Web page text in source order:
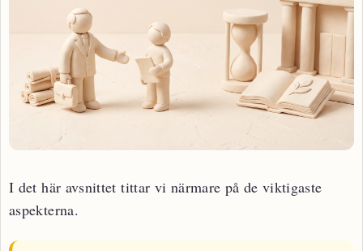
I det här avsnittet tittar vi närmare på de viktigaste
aspekterna.